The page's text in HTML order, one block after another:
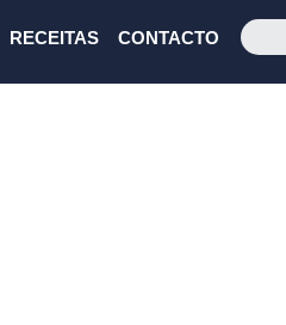
RECEITAS CONTACTO